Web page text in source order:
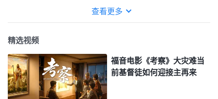
查看更多
精选视频
福音电影《考察》大灾难当
前基督徒如何迎接主再来